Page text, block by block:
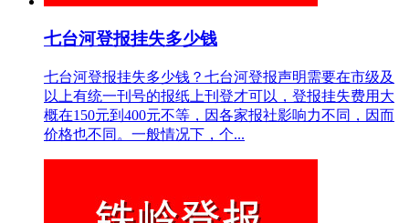
七台河登报挂失多少钱
七台河登报挂失多少钱？七台河登报声明需要在市级及
以上有统一刊号的报纸上刊登才可以，登报挂失费用大
概在150元到400元不等，因各家报社影响力不同，因而
价格也不同。一般情况下，个...